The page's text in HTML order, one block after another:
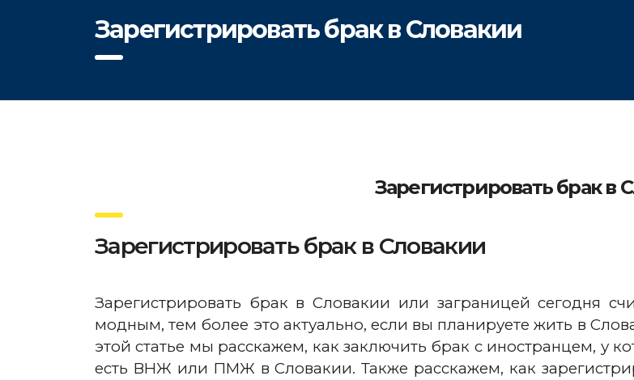
Зарегистрировать брак в Словакии
Зарегистрировать брак в
Зарегистрировать брак в Словакии
Зарегистрировать брак в Словакии или заграницей сегодня
модным, тем более это актуально, если вы планируете жить в
этой статье мы расскажем, как заключить брак с иностранцем, у
есть ВНЖ или ПМЖ в Словакии. Также расскажем, как